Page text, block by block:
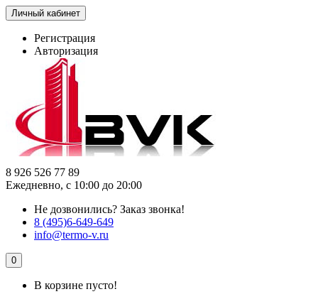
Личный кабинет
Регистрация
Авторизация
8 926 526 77 89
Ежедневно, с 10:00 до 20:00
Не дозвонились? Заказ звонка!
8 (495)6-649-649
info@termo-v.ru
0
В корзине пусто!